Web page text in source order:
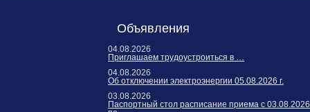
Объявления
04.08.2026
Приглашаем трудоустроиться в …
04.08.2026
Об отключении электроэнергии 05.08.2026 г.
03.08.2026
Паспортный стол расписание приема с 03.08.2026